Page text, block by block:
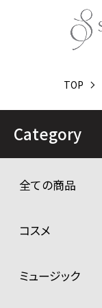
Category
全ての商品
コスメ
ミュージック
TOP